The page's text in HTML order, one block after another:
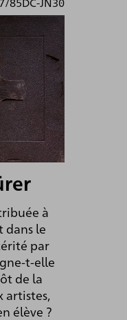
à
dans le
par
t-elle
de la
artistes,
élève ?